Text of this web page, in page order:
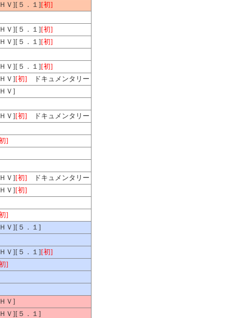
Ｖ][５．１][初]
Ｖ][５．１][初]
Ｖ][５．１][初]
Ｖ][５．１][初]
Ｖ][初] ドキュメンタリー
Ｖ]
Ｖ][初] ドキュメンタリー
]
Ｖ][初] ドキュメンタリー
Ｖ][初]
]
Ｖ][５．１]
Ｖ][５．１][初]
]
Ｖ]
Ｖ][５．１]